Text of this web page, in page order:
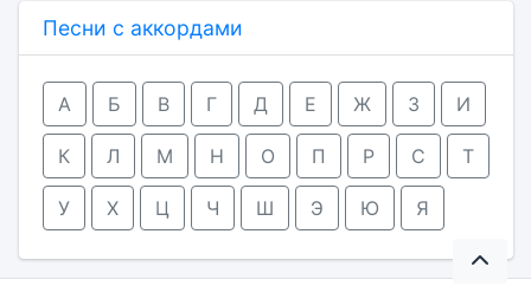
Песни с аккордами
А Б В Г Д Е Ж З И
К Л М Н О П Р С Т
У Х Ц Ч Ш Э Ю Я